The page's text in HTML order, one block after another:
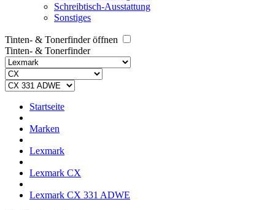
Schreibtisch-Ausstattung
Sonstiges
Tinten- & Tonerfinder öffnen
Tinten- & Tonerfinder
Startseite
Marken
Lexmark
Lexmark CX
Lexmark CX 331 ADWE